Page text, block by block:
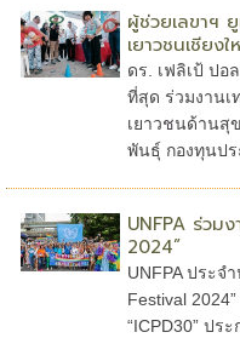
ผู้ช่วยเลขาฯ
เยาวชนเชียงใ
ดร. เฟลิเป้ ปอ
ที่สุด ร่วมงานเ
เยาวชนด้านสุ
พันธุ์ กองทุนปร
UNFPA ร่วม
2024”
UNFPA ประจ
Festival
“ICPD30” ปร